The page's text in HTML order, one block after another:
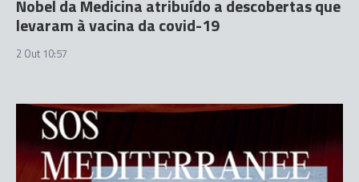
Nobel da Medicina atribuído a descobertas que
levaram à vacina da covid-19
2 Out 10:57